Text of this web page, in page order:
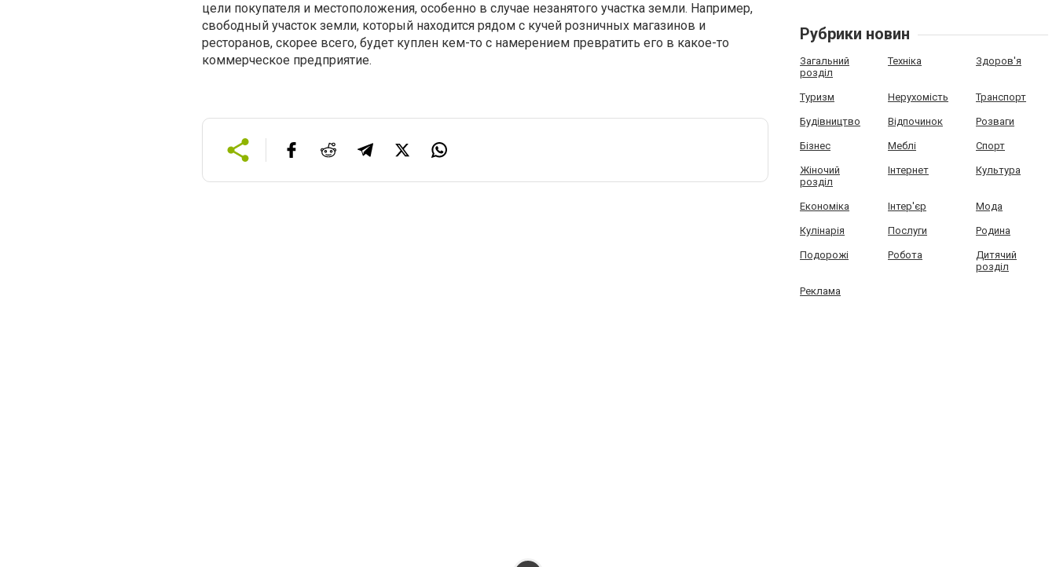
цели покупателя и местоположения, особенно в случае незанятого участка земли. Например,
свободный участок земли, который находится рядом с кучей розничных магазинов и
ресторанов, скорее всего, будет куплен кем-то с намерением превратить его в какое-то
коммерческое предприятие.
Рубрики новин
Загальний
розділ
Техніка Здоров'я
Туризм Нерухомість Транспорт
Будівництво Відпочинок Розваги
Бізнес Меблі Спорт
Жіночий
розділ
Інтернет Культура
Економіка Інтер'єр Мода
Кулінарія Послуги Родина
Подорожі Робота
Дитячий
розділ
Реклама